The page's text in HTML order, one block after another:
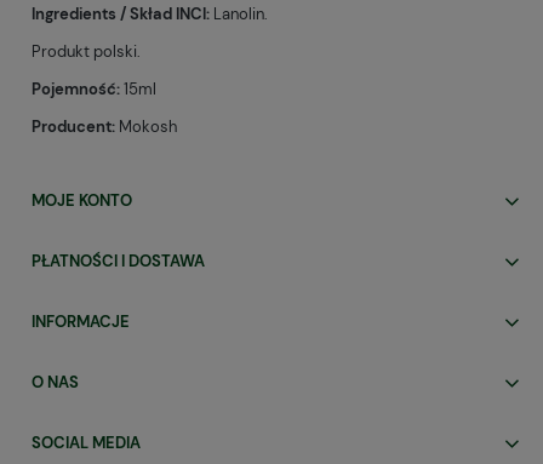
Ingredients / Skład INCI: Lanolin.
Produkt polski.
Pojemność:15ml
Producent: Mokosh
MOJE KONTO
PŁATNOŚCI I DOSTAWA
INFORMACJE
O NAS
SOCIAL MEDIA